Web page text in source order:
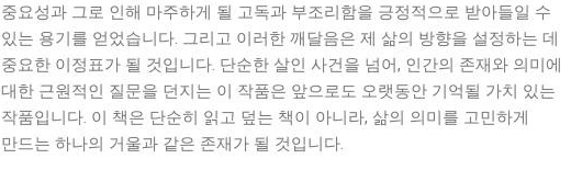
중요성과 그로 인해 마주하게 될 고독과 부조리함을 긍정적으로 받아들일 수
있는 용기를 얻었습니다. 그리고 이러한 깨달음은 제 삶의 방향을 설정하는 데
중요한 이정표가 될 것입니다. 단순한 살인 사건을 넘어, 인간의 존재와 의미에
대한 근원적인 질문을 던지는 이 작품은 앞으로도 오랫동안 기억될 가치 있는
작품입니다. 이 책은 단순히 읽고 덮는 책이 아니라, 삶의 의미를 고민하게
만드는 하나의 거울과 같은 존재가 될 것입니다.